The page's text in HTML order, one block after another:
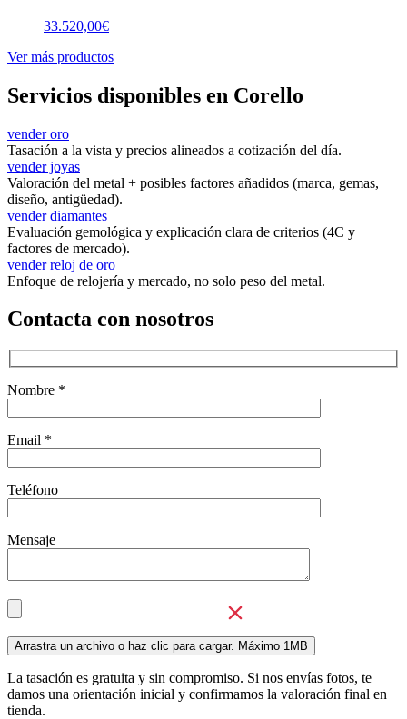
33.520,00€
Ver más productos
Servicios disponibles en Corello
vender oro
Tasación a la vista y precios alineados a cotización del día.
vender joyas
Valoración del metal + posibles factores añadidos (marca, gemas,
diseño, antigüedad).
vender diamantes
Evaluación gemológica y explicación clara de criterios (4C y
factores de mercado).
vender reloj de oro
Enfoque de relojería y mercado, no solo peso del metal.
Contacta con nosotros
Nombre *
Email *
Teléfono
Mensaje
La tasación es gratuita y sin compromiso. Si nos envías fotos, te
damos una orientación inicial y confirmamos la valoración final en
tienda.